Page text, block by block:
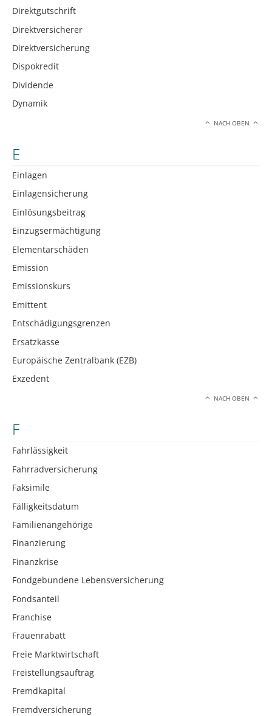
Direktgutschrift
Direktversicherer
Direktversicherung
Dispokredit
Dividende
Dynamik
NACH OBEN
E
Einlagen
Einlagensicherung
Einlösungsbeitrag
Einzugsermächtigung
Elementarschäden
Emission
Emissionskurs
Emittent
Entschädigungsgrenzen
Ersatzkasse
Europäische Zentralbank (EZB)
Exzedent
NACH OBEN
F
Fahrlässigkeit
Fahrradversicherung
Faksimile
Fälligkeitsdatum
Familienangehörige
Finanzierung
Finanzkrise
Fondgebundene Lebensversicherung
Fondsanteil
Franchise
Frauenrabatt
Freie Marktwirtschaft
Freistellungsauftrag
Fremdkapital
Fremdversicherung